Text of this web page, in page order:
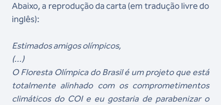
Abaixo, a reprodução da carta (em tradução livre do
inglês):
Estimados amigos olímpicos,
(...)
O Floresta Olímpica do Brasil é um projeto que está
totalmente alinhado com os comprometimentos
climáticos do COI e eu gostaria de parabenizar o